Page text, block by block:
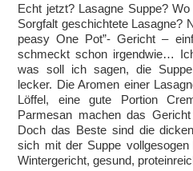
Echt jetzt? Lasagne Suppe?
Sorgfalt geschichtete Lasagne?
peasy One Pot”- Gericht –
schmeckt schon irgendwie…
was soll ich sagen, die
lecker. Die Aromen einer
Löffel, eine gute Portion
Parmesan machen das
Doch das Beste sind die
sich mit der Suppe
Wintergericht, gesund,